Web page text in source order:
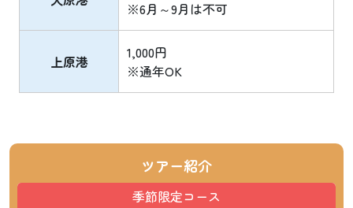
※6月～9月は不可
上原港
1,000円
※通年OK
ツアー紹介
季節限定コース